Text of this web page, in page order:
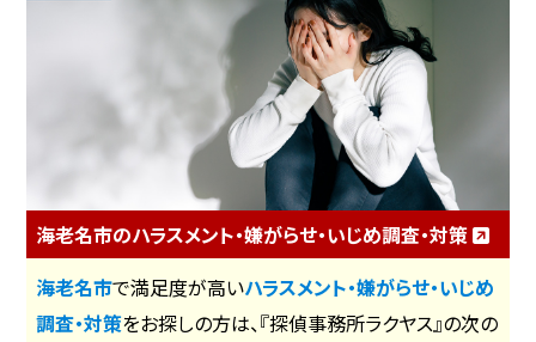
海老名市のハラスメント・嫌がらせ・いじめ調査・対策
海老名市で満足度が高いハラスメント・嫌がらせ・いじめ
調査・対策をお探しの方は、『探偵事務所ラクヤス』の次の